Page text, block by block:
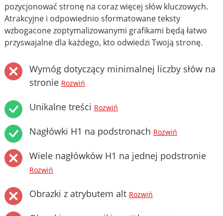
pozycjonować stronę na coraz więcej słów kluczowych.
Atrakcyjne i odpowiednio sformatowane teksty
wzbogacone zoptymalizowanymi grafikami będą łatwo
przyswajalne dla każdego, kto odwiedzi Twoją stronę.
Wymóg dotyczący minimalnej liczby słów na
stronie Rozwiń
Unikalne treści Rozwiń
Nagłówki H1 na podstronach Rozwiń
Wiele nagłówków H1 na jednej podstronie
Rozwiń
Obrazki z atrybutem alt Rozwiń